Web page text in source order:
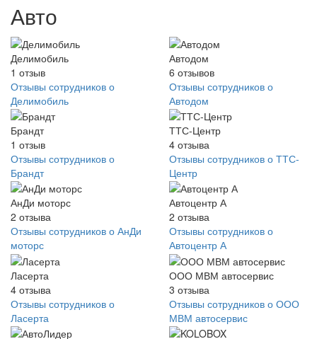
Авто
Делимобиль
1 отзыв
Отзывы сотрудников о
Делимобиль
Автодом
6 отзывов
Отзывы сотрудников о
Автодом
Брандт
1 отзыв
Отзывы сотрудников о
Брандт
ТТС-Центр
4 отзыва
Отзывы сотрудников о ТТС-
Центр
АнДи моторс
2 отзыва
Отзывы сотрудников о АнДи
моторс
Автоцентр А
2 отзыва
Отзывы сотрудников о
Автоцентр А
Ласерта
4 отзыва
Отзывы сотрудников о
Ласерта
ООО МВМ автосервис
3 отзыва
Отзывы сотрудников о ООО
МВМ автосервис